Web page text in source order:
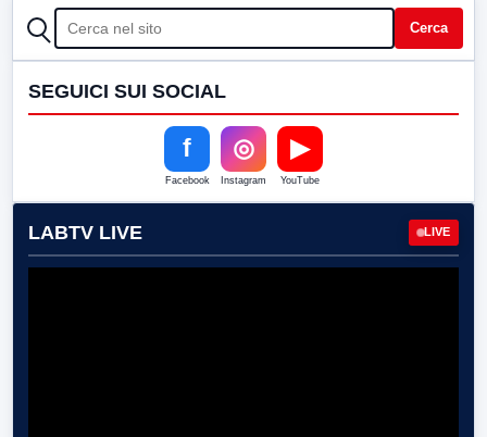
CERCA Cerca
SEGUICI SUI SOCIAL
f
Facebook
◎
Instagram
▶
YouTube
LABTV LIVE LIVE